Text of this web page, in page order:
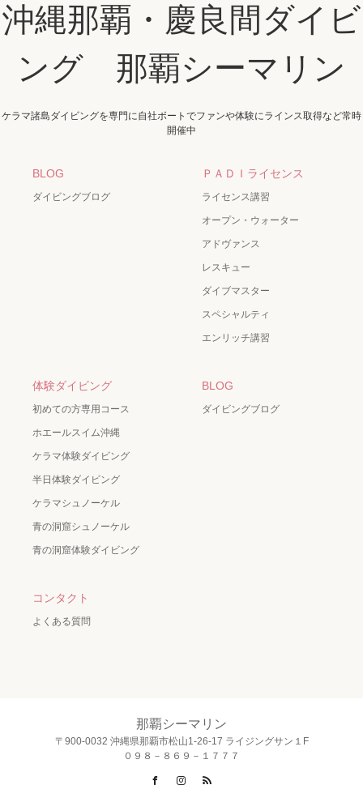
沖縄那覇・慶良間ダイビ
ング 那覇シーマリン
ケラマ諸島ダイビングを専門に自社ボートでファンや体験にラインス取得など常時
開催中
BLOG
ダイビングブログ
ＰＡＤＩライセンス
ライセンス講習
オープン・ウォーター
アドヴァンス
レスキュー
ダイブマスター
スペシャルティ
エンリッチ講習
体験ダイビング
初めての方専用コース
ホエールスイム沖縄
ケラマ体験ダイビング
半日体験ダイビング
ケラマシュノーケル
青の洞窟シュノーケル
青の洞窟体験ダイビング
BLOG
ダイビングブログ
コンタクト
よくある質問
那覇シーマリン
〒900-0032 沖縄県那覇市松山1-26-17 ライジングサン１F
０９８－８６９－１７７７
FacebookInstagram